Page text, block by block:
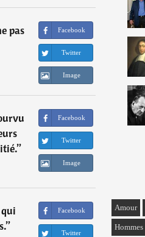
pas
Facebook
Twitter
Image
”
Facebook
Twitter
Image
”
Facebook
Twitter
Amour
Hommes